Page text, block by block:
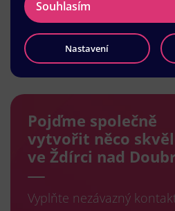
Načíst
Pojďme společně
vytvořit něco
ve Ždírci nad
Vyplňte nezávazný
Souhlasím
Nastavení